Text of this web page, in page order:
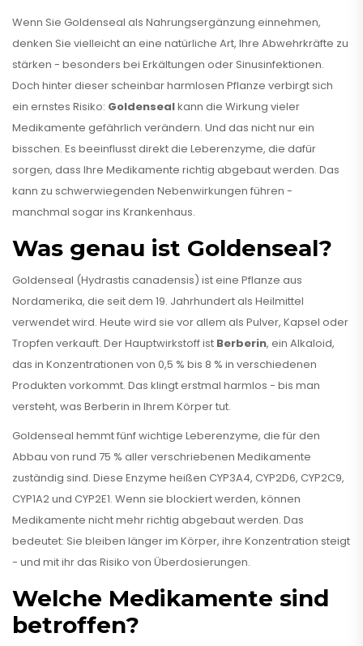
Wenn Sie Goldenseal als Nahrungsergänzung einnehmen,
denken Sie vielleicht an eine natürliche Art, Ihre Abwehrkräfte zu
stärken - besonders bei Erkältungen oder Sinusinfektionen.
Doch hinter dieser scheinbar harmlosen Pflanze verbirgt sich
ein ernstes Risiko: Goldensealkann die Wirkung vieler
Medikamente gefährlich verändern. Und das nicht nur ein
bisschen. Es beeinflusst direkt die Leberenzyme, die dafür
sorgen, dass Ihre Medikamente richtig abgebaut werden. Das
kann zu schwerwiegenden Nebenwirkungen führen -
manchmal sogar ins Krankenhaus.
Was genau ist Goldenseal?
Goldenseal (Hydrastis canadensis) ist eine Pflanze aus
Nordamerika, die seit dem 19. Jahrhundert als Heilmittel
verwendet wird. Heute wird sie vor allem als Pulver, Kapsel oder
Tropfen verkauft. Der Hauptwirkstoff ist Berberin, ein Alkaloid,
das in Konzentrationen von 0,5 % bis 8 % in verschiedenen
Produkten vorkommt. Das klingt erstmal harmlos - bis man
versteht, was Berberin in Ihrem Körper tut.
Goldenseal hemmt fünf wichtige Leberenzyme, die für den
Abbau von rund 75 % aller verschriebenen Medikamente
zuständig sind. Diese Enzyme heißen CYP3A4, CYP2D6, CYP2C9,
CYP1A2 und CYP2E1. Wenn sie blockiert werden, können
Medikamente nicht mehr richtig abgebaut werden. Das
bedeutet: Sie bleiben länger im Körper, ihre Konzentration steigt
- und mit ihr das Risiko von Überdosierungen.
Welche Medikamente sind
betroffen?